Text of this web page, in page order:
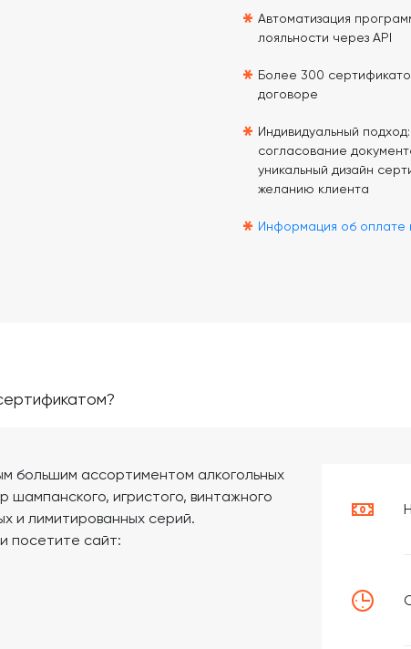
* Автоматизация
лояльности через API
* Более 300
договоре
* Индивидуальный подход:
согласование
уникальный дизайн
желанию клиента
* Информация об оплате
большим ассортиментом алкогольных
шампанского, игристого, винтажного
и лимитированных серий.
посетите сайт: